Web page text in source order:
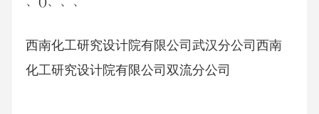
西南化工研究设计院有限公司武汉分公司西南
化工研究设计院有限公司双流分公司